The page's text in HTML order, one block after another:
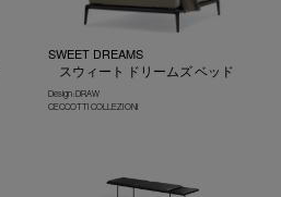
SWEET DREAMS
スウィート ドリームズ ベッド
Design : DRAW
CECCOTTI COLLEZIONI